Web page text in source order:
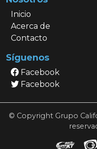
Inicio
Acerca de
Contacto
Síguenos
Facebook
Facebook
© Copyright Grupo